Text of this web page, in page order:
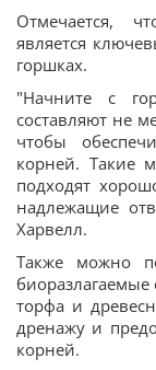
Отмечается,
является
горшках.
"Начните с
составляют не
чтобы
корней. Такие
подходят
надлежащие
Харвелл.
Также можно
биоразлагаемые
торфа и
дренажу и
корней.